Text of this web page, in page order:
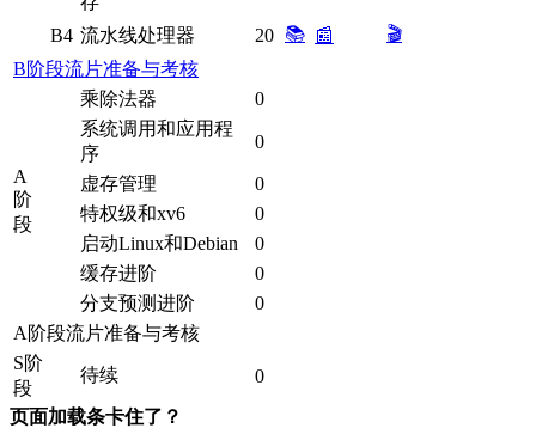
B4 流水线处理器 20 📚 📰
🎬
B阶段流片准备与考核
A
阶
段
乘除法器
0
系统调用和应用程
序
0
虚存管理
0
特权级和xv6
0
启动Linux和Debian
0
缓存进阶
0
分支预测进阶
0
A阶段流片准备与考核
S阶
段
待续
0
页面加载条卡住了？